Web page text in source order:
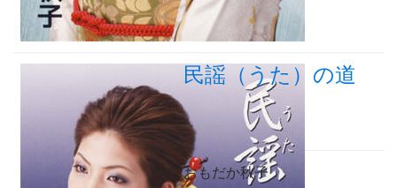
民謡（うた）の道
おもだか秋子